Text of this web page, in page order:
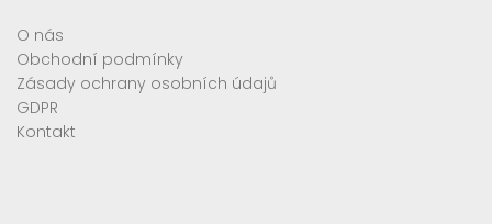
O nás
Obchodní podmínky
Zásady ochrany osobních údajů
GDPR
Kontakt